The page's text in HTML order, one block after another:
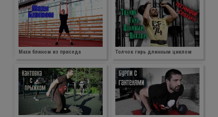
Махи блином из приседа Толчок гирь длинным циклом